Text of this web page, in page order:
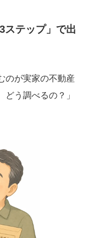
ステップ」で出
のが実家の不動産
う調べるの？」